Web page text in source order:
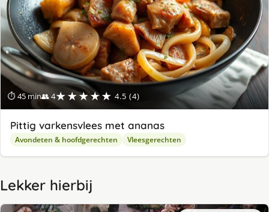
⏱ 45 min👥 4★★★★★ 4.5 (4)
Pittig varkensvlees met ananas
Avondeten & hoofdgerechten Vleesgerechten
Lekker hierbij